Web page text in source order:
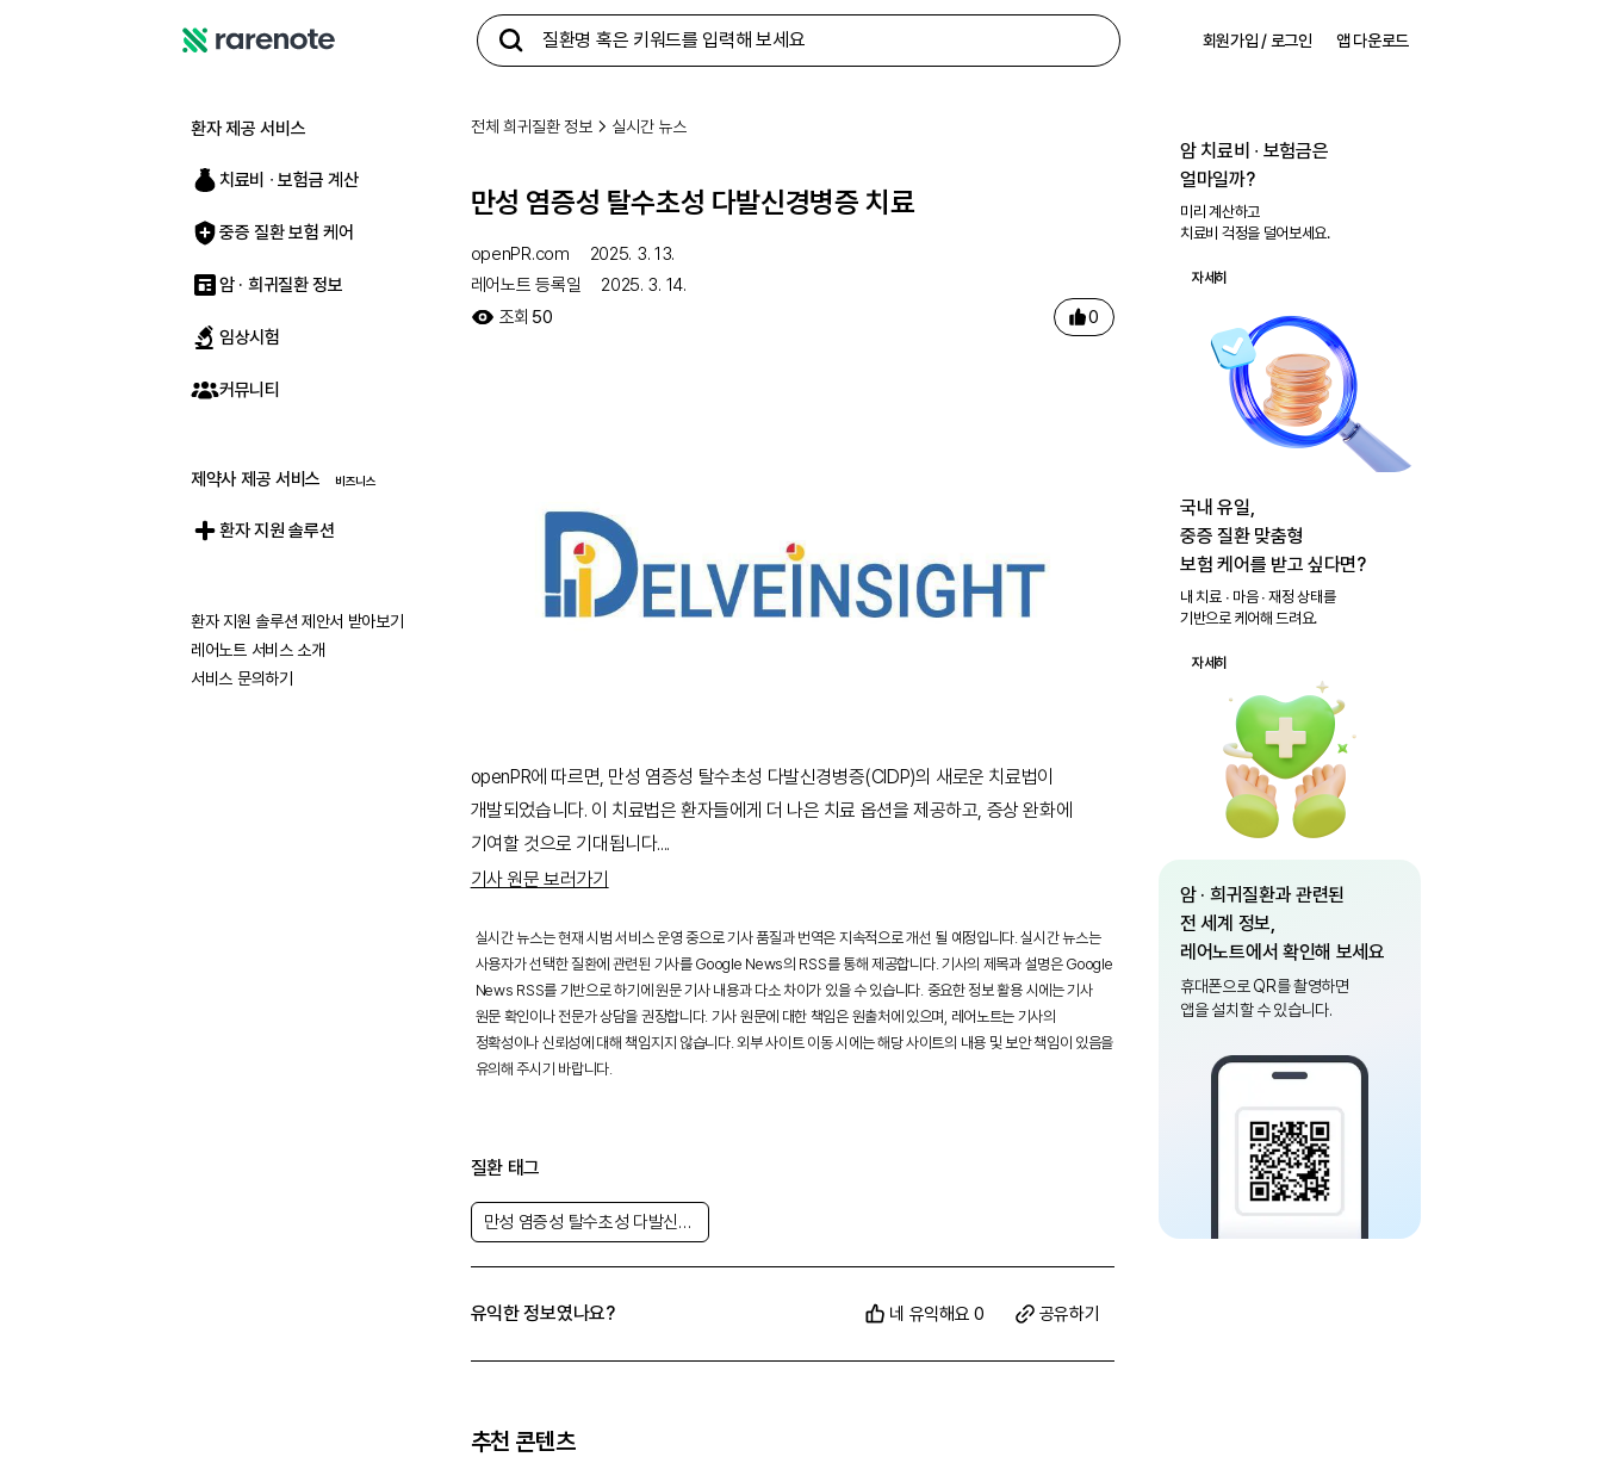
트
회원가입 / 로그인 앱 다운로드
환자 제공 서비스
치료비 ∙ 보험금 계산
중증 질환 보험 케어
암 · 희귀질환 정보
임상시험
커뮤니티
제약사 제공 서비스
환자 지원 솔루션
환자 지원 솔루션 제안서 받아보기
레어노트 서비스 소개
서비스 문의하기
전체 희귀질환 정보 실시간 뉴스
만성 염증성 탈수초성 다발신경병증 치료
openPR.com
2025. 3. 13.
레어노트 등록일
2025. 3. 14.
조회 50 0
openPR에 따르면, 만성 염증성 탈수초성 다발신경병증(CIDP)의 새로운 치료법이
개발되었습니다. 이 치료법은 환자들에게 더 나은 치료 옵션을 제공하고, 증상 완화에
기여할 것으로 기대됩니다....
기사 원문 보러가기
실시간 뉴스는 현재 시범 서비스 운영 중으로 기사 품질과 번역은 지속적으로 개선 될 예정입니다. 실시간 뉴스는
사용자가 선택한 질환에 관련된 기사를 Google News의 RSS를 통해 제공합니다. 기사의 제목과 설명은 Google
News RSS를 기반으로 하기에 원문 기사 내용과 다소 차이가 있을 수 있습니다. 중요한 정보 활용 시에는 기사
원문 확인이나 전문가 상담을 권장합니다. 기사 원문에 대한 책임은 원출처에 있으며, 레어노트는 기사의
정확성이나 신뢰성에 대해 책임지지 않습니다. 외부 사이트 이동 시에는 해당 사이트의 내용 및 보안 책임이 있음을
유의해 주시기 바랍니다.
질환 태그
만성 염증성 탈수초성 다발신경병증
유익한 정보였나요? 네 유익해요 0 공유하기
추천 콘텐츠
암 치료비 ∙ 보험금은
얼마일까?
미리 계산하고
치료비 걱정을 덜어보세요.
자세히
국내 유일,
중증 질환 맞춤형
보험 케어를 받고 싶다면?
내 치료 ∙ 마음 ∙ 재정 상태를
기반으로 케어해 드려요.
자세히
암 · 희귀질환과 관련된
전 세계 정보,
레어노트에서 확인해 보세요
휴대폰으로 QR를 촬영하면
앱을 설치할 수 있습니다.